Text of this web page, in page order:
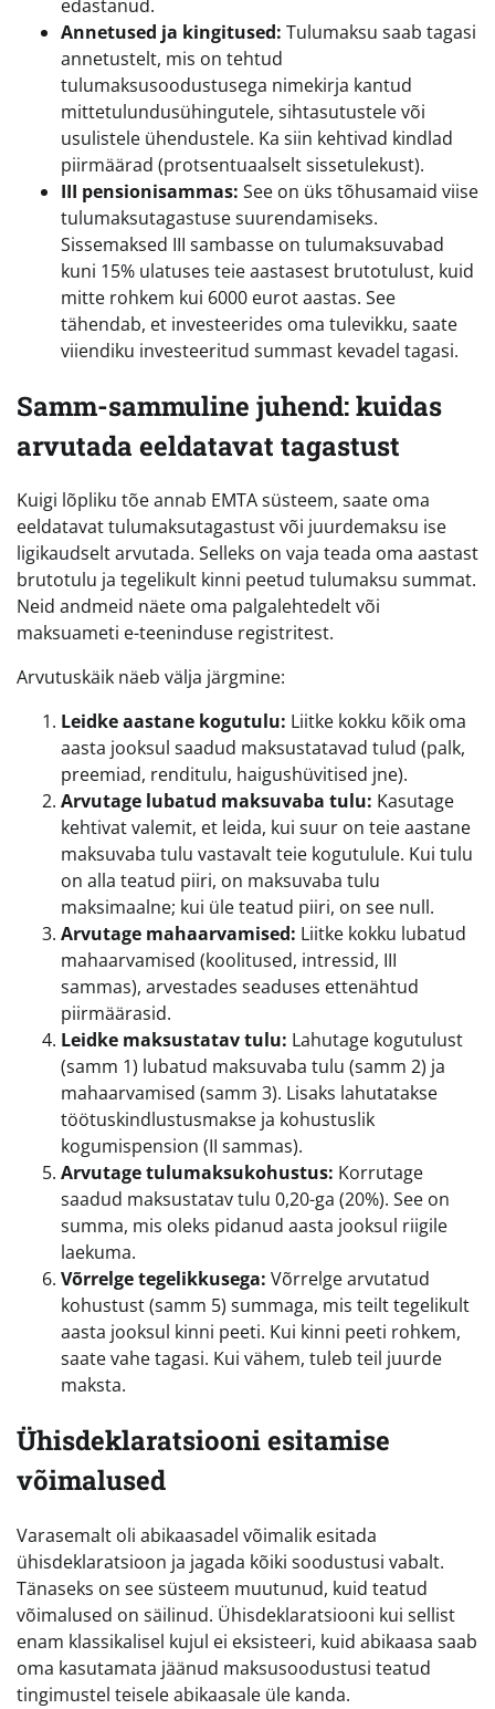
edastanud.
Annetused ja kingitused: Tulumaksu saab tagasi
annetustelt, mis on tehtud
tulumaksusoodustusega nimekirja kantud
mittetulundusühingutele, sihtasutustele või
usulistele ühendustele. Ka siin kehtivad kindlad
piirmäärad (protsentuaalselt sissetulekust).
III pensionisammas: See on üks tõhusamaid viise
tulumaksutagastuse suurendamiseks.
Sissemaksed III sambasse on tulumaksuvabad
kuni 15% ulatuses teie aastasest brutotulust, kuid
mitte rohkem kui 6000 eurot aastas. See
tähendab, et investeerides oma tulevikku, saate
viiendiku investeeritud summast kevadel tagasi.
Samm-sammuline juhend: kuidas
arvutada eeldatavat tagastust
Kuigi lõpliku tõe annab EMTA süsteem, saate oma
eeldatavat tulumaksutagastust või juurdemaksu ise
ligikaudselt arvutada. Selleks on vaja teada oma aastast
brutotulu ja tegelikult kinni peetud tulumaksu summat.
Neid andmeid näete oma palgalehtedelt või
maksuameti e-teeninduse registritest.
Arvutuskäik näeb välja järgmine:
Leidke aastane kogutulu: Liitke kokku kõik oma
aasta jooksul saadud maksustatavad tulud (palk,
preemiad, renditulu, haigushüvitised jne).
Arvutage lubatud maksuvaba tulu: Kasutage
kehtivat valemit, et leida, kui suur on teie aastane
maksuvaba tulu vastavalt teie kogutulule. Kui tulu
on alla teatud piiri, on maksuvaba tulu
maksimaalne; kui üle teatud piiri, on see null.
Arvutage mahaarvamised: Liitke kokku lubatud
mahaarvamised (koolitused, intressid, III
sammas), arvestades seaduses ettenähtud
piirmäärasid.
Leidke maksustatav tulu: Lahutage kogutulust
(samm 1) lubatud maksuvaba tulu (samm 2) ja
mahaarvamised (samm 3). Lisaks lahutatakse
töötuskindlustusmakse ja kohustuslik
kogumispension (II sammas).
Arvutage tulumaksukohustus: Korrutage
saadud maksustatav tulu 0,20-ga (20%). See on
summa, mis oleks pidanud aasta jooksul riigile
laekuma.
Võrrelge tegelikkusega: Võrrelge arvutatud
kohustust (samm 5) summaga, mis teilt tegelikult
aasta jooksul kinni peeti. Kui kinni peeti rohkem,
saate vahe tagasi. Kui vähem, tuleb teil juurde
maksta.
Ühisdeklaratsiooni esitamise
võimalused
Varasemalt oli abikaasadel võimalik esitada
ühisdeklaratsioon ja jagada kõiki soodustusi vabalt.
Tänaseks on see süsteem muutunud, kuid teatud
võimalused on säilinud. Ühisdeklaratsiooni kui sellist
enam klassikalisel kujul ei eksisteeri, kuid abikaasa saab
oma kasutamata jäänud maksusoodustusi teatud
tingimustel teisele abikaasale üle kanda.